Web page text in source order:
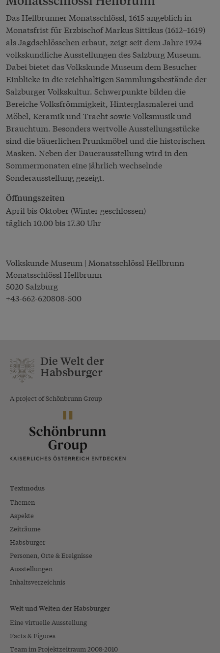
Das Hellbrunner Monatsschlössl, 1615 angeblich in
Monatsfrist für Erzbischof Markus Sittikus (1612–1619)
als Jagdschlösschen erbaut, zeigt seit dem Jahre 1924
volkskundliche Ausstellungen des Salzburg Museum.
Dabei bietet das Volkskunde Museum dem Besucher
Einblicke in die reichhaltigen Sammlungsbestände der
Salzburger Volkskultur. Schwerpunkte bilden die
Bereiche Volksfrömmigkeit, Hinterglasmalerei und
Möbel, Keramik und Tracht sowie Volksmusik und
Brauchtum. Besonders wertvolle Ausstellungsstücke
sind die bäuerlichen Prunkmöbel und die historischen
Masken. Neben der Dauerausstellung wird in den
Sommermonaten eine jährlich wechselnde
Sonderausstellung gezeigt.
Öffnungszeiten
April bis Oktober (Winter geschlossen)
täglich 10.00 bis 17.30 Uhr
Volkskunde Museum | Monatsschlössl Hellbrunn
Monatsschlössl Hellbrunn
5020 Salzburg
+43-662-620808-500
Die Welt der
Habsburger
A project of Schönbrunn Group
Textmodus
Themen
Aspekte
Zeiträume
Habsburger
Personen, Orte & Ereignisse
Ausstellungen
Inhaltsverzeichnis
Welt und Welten der Habsburger
Eine virtuelle Ausstellung
Facts & Figures
Team im Projektzeitraum 2008-2010